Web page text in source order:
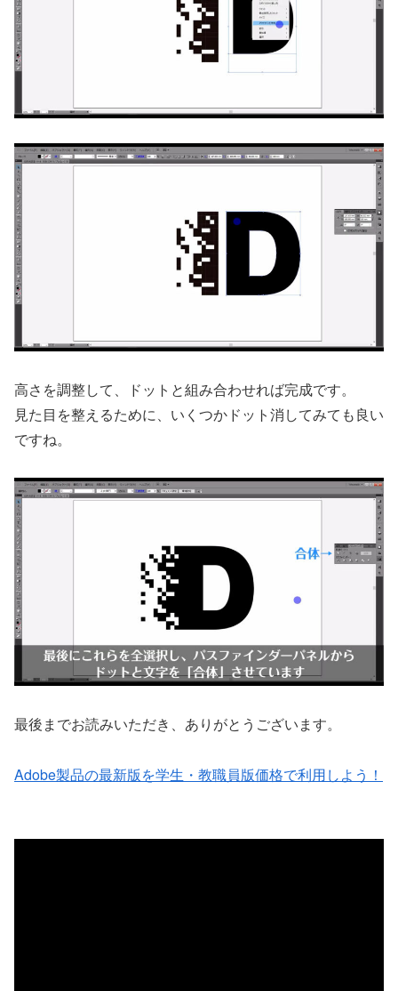
高さを調整して、ドットと組み合わせれば完成です。
見た目を整えるために、いくつかドット消してみても良い
ですね。
最後までお読みいただき、ありがとうございます。
Adobe製品の最新版を学生・教職員版価格で利用しよう！